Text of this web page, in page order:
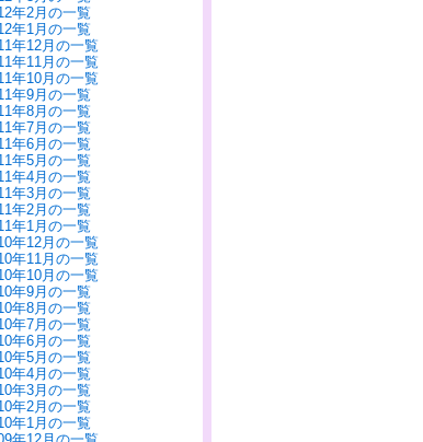
年2月の一覧
年1月の一覧
年12月の一覧
年11月の一覧
年10月の一覧
年9月の一覧
年8月の一覧
年7月の一覧
年6月の一覧
年5月の一覧
年4月の一覧
年3月の一覧
年2月の一覧
年1月の一覧
年12月の一覧
年11月の一覧
年10月の一覧
年9月の一覧
年8月の一覧
年7月の一覧
年6月の一覧
年5月の一覧
年4月の一覧
年3月の一覧
年2月の一覧
年1月の一覧